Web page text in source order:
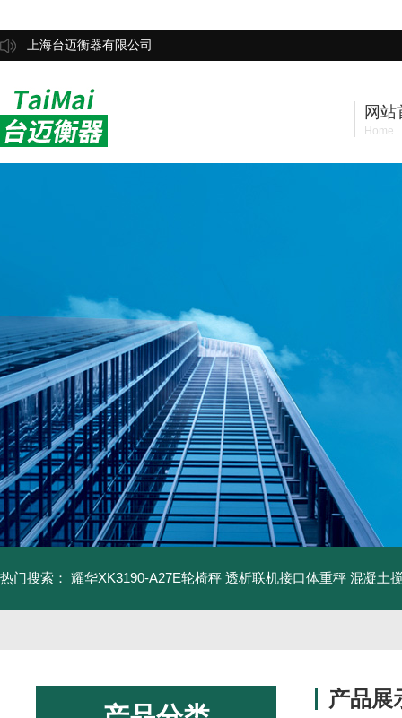
上海台迈衡器有限公司
网站
Home
热门搜索： 耀华XK3190-A27E轮椅秤 透析联机接口体重秤 混凝土
产品展